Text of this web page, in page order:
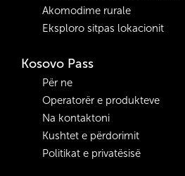
Akomodime rurale
Eksploro sitpas lokacionit
Kosovo Pass
Për ne
Operatorër e produkteve
Na kontaktoni
Kushtet e përdorimit
Politikat e privatësisë